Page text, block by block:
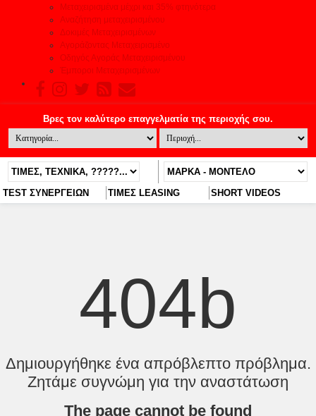
Μεταχειρισμένα μέχρι και 35% φτηνότερα
Αναζήτηση μεταχειρισμένου
Δοκιμές Μεταχειρισμένων
Αγοράζοντας Μεταχειρισμένο
Οδηγός Αγοράς Μεταχειρισμένου
Έμποροι Μεταχειρισμένων
TEST ΣΥΝΕΡΓΕΙΩΝ ΤΙΜΕΣ LEASING SHORT VIDEOS
404b
Δημιουργήθηκε ένα απρόβλεπτο πρόβλημα.
Ζητάμε συγνώμη για την αναστάτωση
The page cannot be found